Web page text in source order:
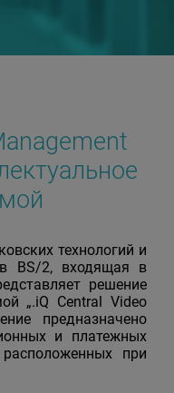
технологий и
BS/2, входящая в
решение
„.iQ Central Video
предназначено
и платежных
при